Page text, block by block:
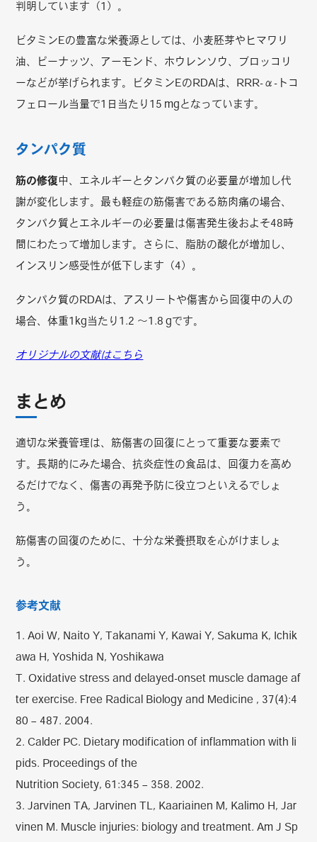
判明しています（1）。
ビタミンEの豊富な栄養源としては、小麦胚芽やヒマワリ
油、ピーナッツ、アーモンド、ホウレンソウ、ブロッコリ
ーなどが挙げられます。ビタミンEのRDAは、RRR-α-トコ
フェロール当量で1日当たり15 mgとなっています。
タンパク質
筋の修復 中、エネルギーとタンパク質の必要量が増加し代
謝が変化します。最も軽症の筋傷害である筋肉痛の場合、
タンパク質とエネルギーの必要量は傷害発生後およそ48時
間にわたって増加します。さらに、脂肪の酸化が増加し、
インスリン感受性が低下します（4）。
タンパク質のRDAは、アスリートや傷害から回復中の人の
場合、体重1kg当たり1.2 ～1.8 gです。
オリジナルの文献はこちら
まとめ
適切な栄養管理は、筋傷害の回復にとって重要な要素で
す。長期的にみた場合、抗炎症性の食品は、回復力を高め
るだけでなく、傷害の再発予防に役立つといえるでしょ
う。
筋傷害の回復のために、十分な栄養摂取を心がけましょ
う。
参考文献
1. Aoi W, Naito Y, Takanami Y, Kawai Y, Sakuma K, Ichik
awa H, Yoshida N, Yoshikawa
T. Oxidative stress and delayed-onset muscle damage af
ter exercise. Free Radical Biology and Medicine , 37(4):4
80 – 487. 2004.
2. Calder PC. Dietary modification of inflammation with li
pids. Proceedings of the
Nutrition Society, 61:345 – 358. 2002.
3. Jarvinen TA, Jarvinen TL, Kaariainen M, Kalimo H, Jar
vinen M. Muscle injuries: biology and treatment. Am J Sp